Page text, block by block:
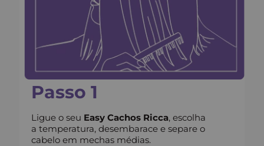
Passo 1
Ligue o seu Easy Cachos Ricca, escolha
a temperatura, desembarace e separe o
cabelo em mechas médias.